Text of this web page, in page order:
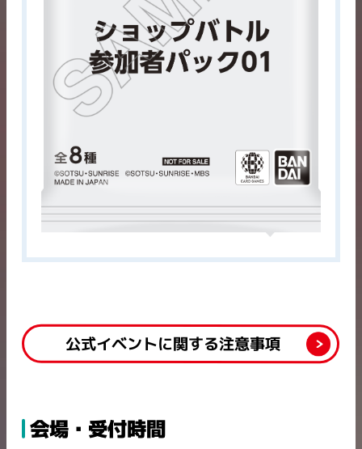
公式イベントに関する注意事項
会場・受付時間